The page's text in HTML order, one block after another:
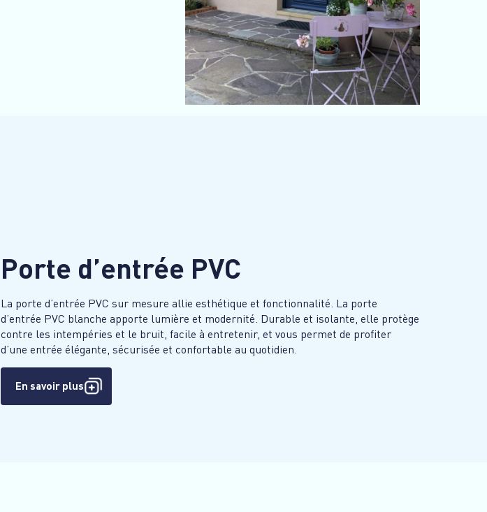
Porte d’entrée PVC
La porte d’entrée PVC sur mesure allie esthétique et fonctionnalité. La porte
d’entrée PVC blanche apporte lumière et modernité. Durable et isolante, elle protège
contre les intempéries et le bruit, facile à entretenir, et vous permet de profiter
d’une entrée élégante, sécurisée et confortable au quotidien.
En savoir plus